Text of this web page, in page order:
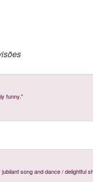
funny."
song and dance / delightful